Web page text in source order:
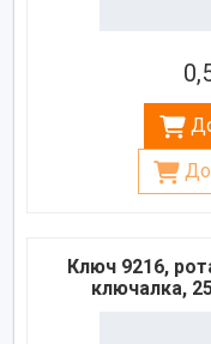
Ключ 9216,
ключалка,